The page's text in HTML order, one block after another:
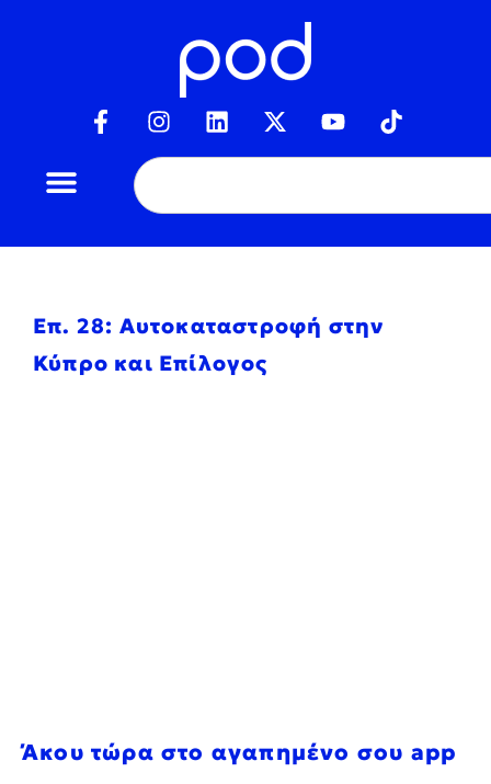
Επ. 28: Αυτοκαταστροφή στην
Κύπρο και Επίλογος
Άκου τώρα στο αγαπημένο σου app